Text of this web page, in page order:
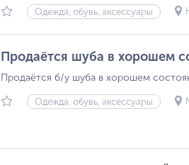
Одежда, обувь, аксессуары
Продаётся шуба в хорошем
Продаётся б/у шуба в хорошем
Одежда, обувь, аксессуары